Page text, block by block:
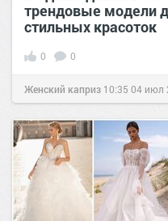
трендовые модели
стильных красоток
0 0
Женский каприз 10:35 04 июл